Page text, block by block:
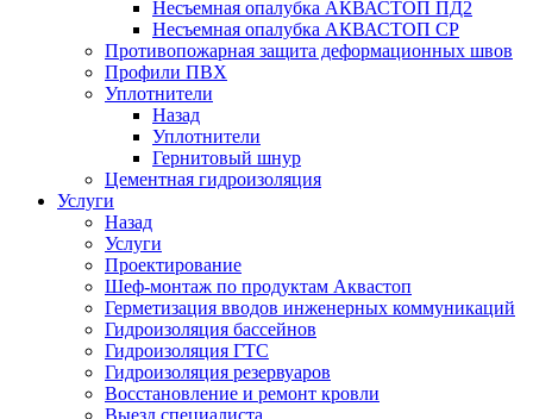
Несъемная опалубка АКВАСТОП ПД2
Несъемная опалубка АКВАСТОП СР
Противопожарная защита деформационных швов
Профили ПВХ
Уплотнители
Назад
Уплотнители
Гернитовый шнур
Цементная гидроизоляция
Услуги
Назад
Услуги
Проектирование
Шеф-монтаж по продуктам Аквастоп
Герметизация вводов инженерных коммуникаций
Гидроизоляция бассейнов
Гидроизоляция ГТС
Гидроизоляция резервуаров
Восстановление и ремонт кровли
Выезд специалиста